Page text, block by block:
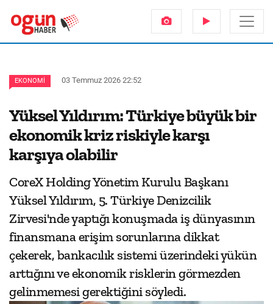
EKONOMI 03 Temmuz 2026 22:52
Yüksel Yıldırım: Türkiye büyük bir
ekonomik kriz riskiyle karşı
karşıya olabilir
CoreX Holding Yönetim Kurulu Başkanı
Yüksel Yıldırım, 5. Türkiye Denizcilik
Zirvesi'nde yaptığı konuşmada iş dünyasının
finansmana erişim sorunlarına dikkat
çekerek, bankacılık sistemi üzerindeki yükün
arttığını ve ekonomik risklerin görmezden
gelinmemesi gerektiğini söyledi.